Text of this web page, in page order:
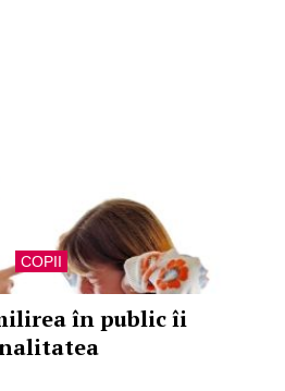
COPII
în public îi